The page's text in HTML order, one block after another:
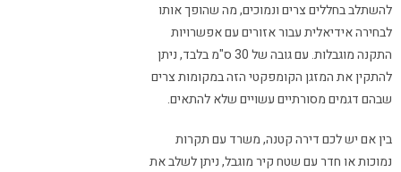
להשתלב בחללים צרים ונמוכים, מה שהופך אותו
לבחירה אידיאלית עבור אזורים עם אפשרויות
התקנה מוגבלות. עם גובה של 30 ס"מ בלבד, ניתן
להתקין את המזגן הקומפקטי הזה במקומות צרים
שבהם דגמים מסורתיים עשויים שלא להתאים.
בין אם יש לכם דירה קטנה, משרד עם תקרות
נמוכות או חדר עם שטח קיר מוגבל, ניתן לשלב את